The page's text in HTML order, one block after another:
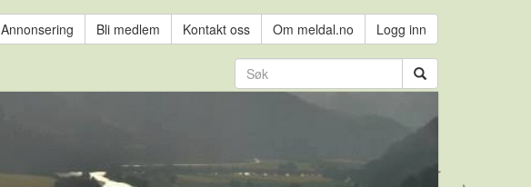
Annonsering Bli medlem Kontakt oss Om meldal.no Logg inn